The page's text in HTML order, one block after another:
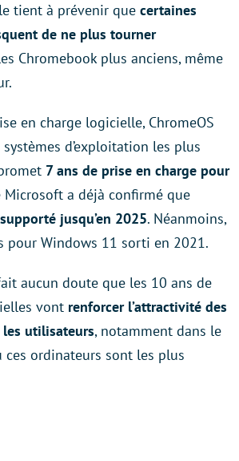
tient à prévenir que certaines
de ne plus tourner
Chromebook plus anciens, même
en charge logicielle, ChromeOS
d’exploitation les plus
7 ans de prise en charge pour
a déjà confirmé que
jusqu’en 2025. Néanmoins,
pour Windows 11 sorti en 2021.
aucun doute que les 10 ans de
vont renforcer l’attractivité des
utilisateurs, notamment dans le
ordinateurs sont les plus